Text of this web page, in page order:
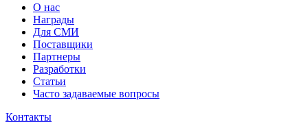
О нас
Награды
Для СМИ
Поставщики
Партнеры
Разработки
Статьи
Часто задаваемые вопросы
Контакты